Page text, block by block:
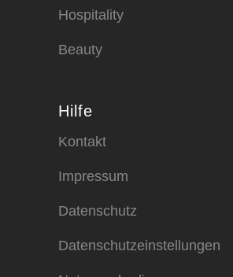
Hospitality
Beauty
Hilfe
Kontakt
Impressum
Datenschutz
Datenschutzeinstellungen